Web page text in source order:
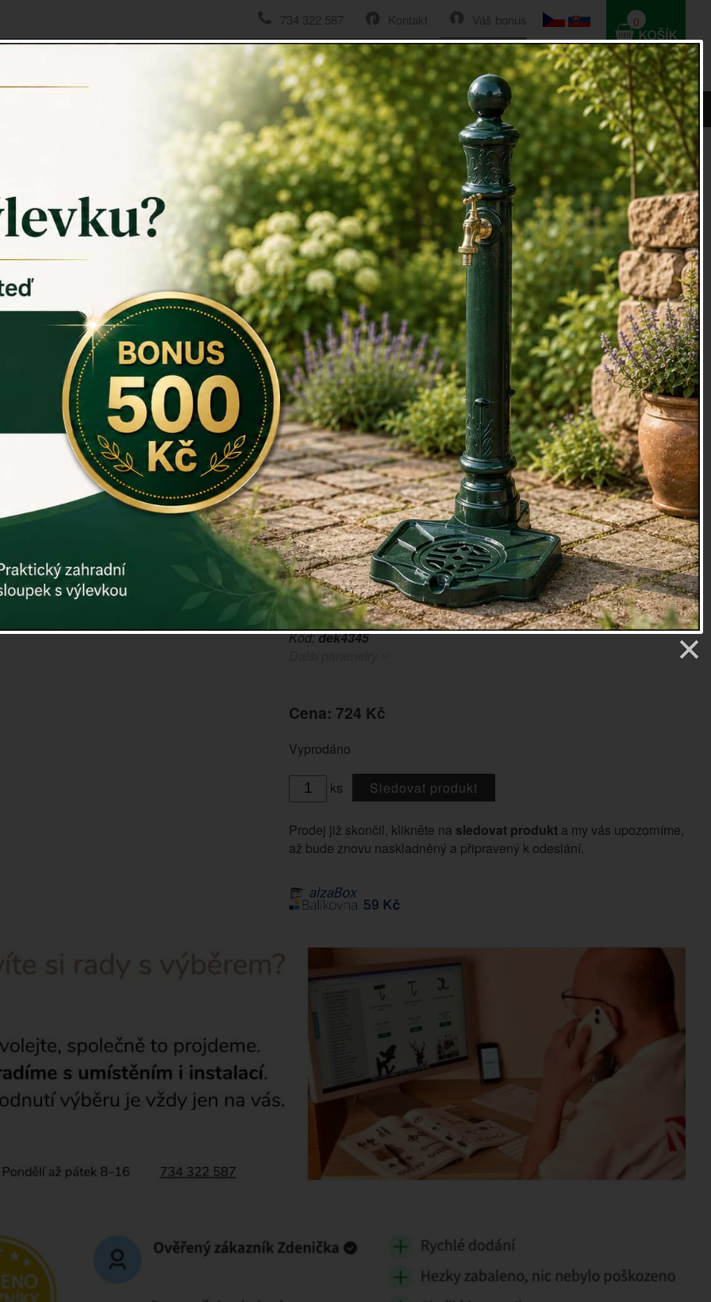
Váš bonus
Kontakt
734 322 587
HLEDAT
0
0 Kč
->Chlebník s dřevěnou deskou Bread bílý 21x38x12cm
Chlebník s dřevěnou deskou Bread bílý
21x38x12cm
Chlebník s dřevěnou deskou Bread bílý 21x38x12cmje opravdu
krásným kouskem do Vaší kuchyně. Výhodou tohoto chlebníku je, že
víko můžete využít jako krájecí prkénko. Díky tomu zůstane pracovní
deska kuchyně netknutá, bez zbytečných rýh a škrábanců od nože.
Chlebník bílý
Kvalitní plastová nádoba má překrásnou tlumenou barvu vhodnou do
každého interiéru. Na přední straně je chlebník zdoben nápisem
BREAD (nebo-li chléb).
Do chlebníku se hravě vejde pečivo pro celou rodinu, navíc zůstane
déle čerstvé, chráněné před osycháním a otravným hmyzem.
chlebovka
Rozměry: 21x38cm, výška 12cm
Materiál: plast, dřevo
Záruka: 2 roky
Kód:dek4345
Cena: 724 Kč
Vyprodáno
ks Sledovat produkt
Prodej již skončil, klikněte na sledovat produkt a my vás upozorníme,
až bude znovu naskladněný a připravený k odeslání.